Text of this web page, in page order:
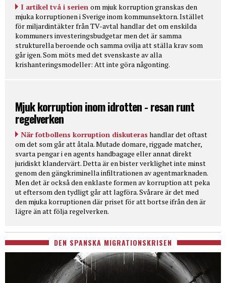
I artikel två i serien om mjuk korruption granskas den
mjuka korruptionen i Sverige inom kommunsektorn. Istället
för miljardintäkter från TV-avtal handlar det om enskilda
kommuners investeringsbudgetar men det är samma
strukturella beroende och samma ovilja att ställa krav som
går igen. Som möts med det svenskaste av alla
krishanteringsmodeller: Att inte göra någonting.
Mjuk korruption inom idrotten - resan runt
regelverken
När fotbollens korruption diskuteras handlar det oftast
om det som går att åtala. Mutade domare, riggade matcher,
svarta pengar i en agents handbagage eller annat direkt
juridiskt klandervärt. Detta är en bister verklighet inte minst
genom den gängkriminella infiltrationen av agentmarknaden.
Men det är också den enklaste formen av korruption att peka
ut eftersom den tydligt går att lagföra. Svårare är det med
den mjuka korruptionen där priset för att bortse ifrån den är
lägre än att följa regelverken.
DEN SPANSKA MIGRATIONSKRISEN